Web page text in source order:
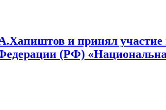
и принял участие
(РФ)